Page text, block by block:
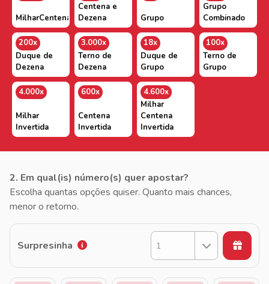
MilharCentenaDezena
Centena e
Dezena
Grupo
Grupo
Combinado
200x
Duque de
Dezena
3.000x
Terno de
Dezena
18x
Duque de
Grupo
100x
Terno de
Grupo
4.000x
Milhar
Invertida
600x
Centena
Invertida
4.600x
Milhar
Centena
Invertida
2. Em qual(is) número(s) quer apostar?
Escolha quantas opções quiser. Quanto mais chances,
menor o retorno.
Surpresinha 1